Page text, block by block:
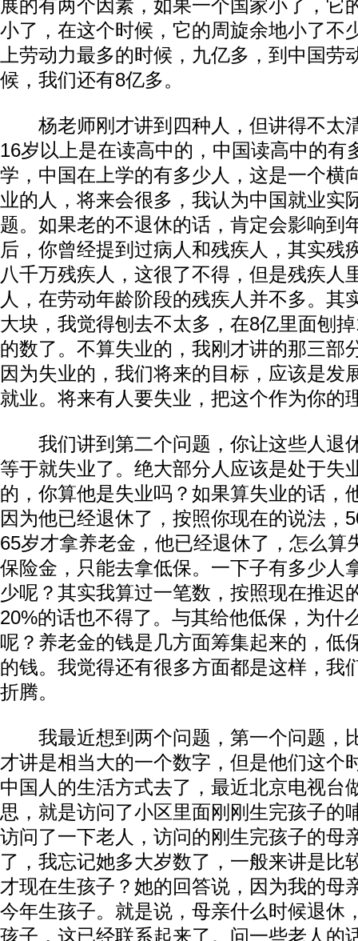
展的有两个因素，如果一个国家小了，它
小了，在这个时候，它的周旋余地小了不
上劳动力最多的时候，九亿多，到中国劳
候，我们还有8亿多。
杨老师刚才讲到四种人，但讲得不太
16岁以上是在读高中的，中国读高中的有
学，中国在上学的有多少人，这是一个横
业的人，将来会很多，我认为中国就业实
题。如果老的不退休的话，肯定会影响到
后，你曾经提到过病人和残疾人，其实残
八千万残疾人，这很了不得，但是残疾人
人，在劳动年龄阶段的残疾人并不多。其
大块，我觉得刨去不太多，在8亿里面刨
的数了。不算失业的，我刚才讲的那三部
因为失业的，我们将来的目标，应该是发
就业。将来有人要失业，把这个作为你的
我们讲到第二个问题，你让这些人退
等于就失业了。绝大部分人应该是处于失
的，你算他是失业吗？如果算失业的话，
因为他已经退休了，按照你现在的说法，
65岁才拿养老金，他已经退休了，怎么算
保险金，只能去拿低保。一下子有多少人
少呢？其实我算过一笔数，按照现在推迟
20%的话也不得了。与其给他低保，为什
呢？养老金的钱是几方面筹集起来的，低
的钱。我觉得还有很多方面都是这样，我
折腾。
我最近想到两个问题，第一个问题，
才讲是相当大的一个数字，但是他们这个
中国人的生活方式去了，最近北京电视台
思，就是访问了小区里面刚刚生完孩子的
访问了一下老人，访问的刚生完孩子的母
了，我忘记她多大岁数了，一般来讲是比
才现在生孩子？她的回答说，因为我的母
今年生孩子。就是说，母亲什么时候退休
孩子，这已经联系起来了。问一些老人的